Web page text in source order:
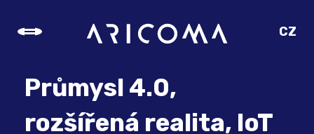
CZ
Průmysl 4.0,
rozšířená realita, IoT